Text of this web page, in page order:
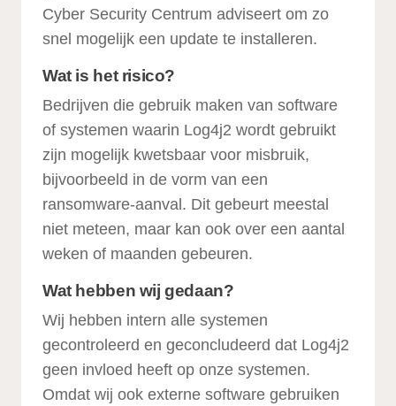
Cyber Security Centrum adviseert om zo
snel mogelijk een update te installeren.
Wat is het risico?
Bedrijven die gebruik maken van software
of systemen waarin Log4j2 wordt gebruikt
zijn mogelijk kwetsbaar voor misbruik,
bijvoorbeeld in de vorm van een
ransomware-aanval. Dit gebeurt meestal
niet meteen, maar kan ook over een aantal
weken of maanden gebeuren.
Wat hebben wij gedaan?
Wij hebben intern alle systemen
gecontroleerd en geconcludeerd dat Log4j2
geen invloed heeft op onze systemen.
Omdat wij ook externe software gebruiken